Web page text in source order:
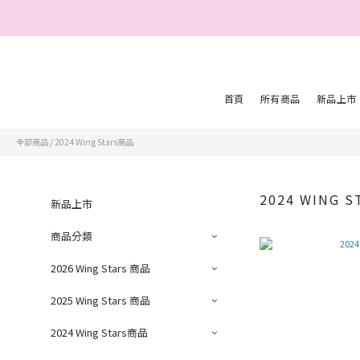
首頁 所有商品 新品上市
全部商品 / 2024 Wing Stars商品
新品上市
商品分類
2026 Wing Stars 商品
2025 Wing Stars 商品
2024 Wing Stars商品
2024 WING